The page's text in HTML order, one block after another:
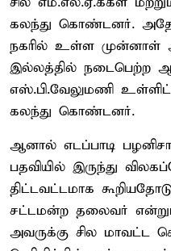
கலந்து கொண்டனர்.
நகரில் உள்ள முன்னாள்
இல்லத்தில் நடைபெற்ற
எஸ்.பி.வேலுமணி
கலந்து கொண்டனர்.
ஆனால் எடப்பாடி
பதவியில் இருந்து
திட்டவட்டமாக
சட்டமன்ற தலைவர்
அவருக்கு சில மாவட்ட